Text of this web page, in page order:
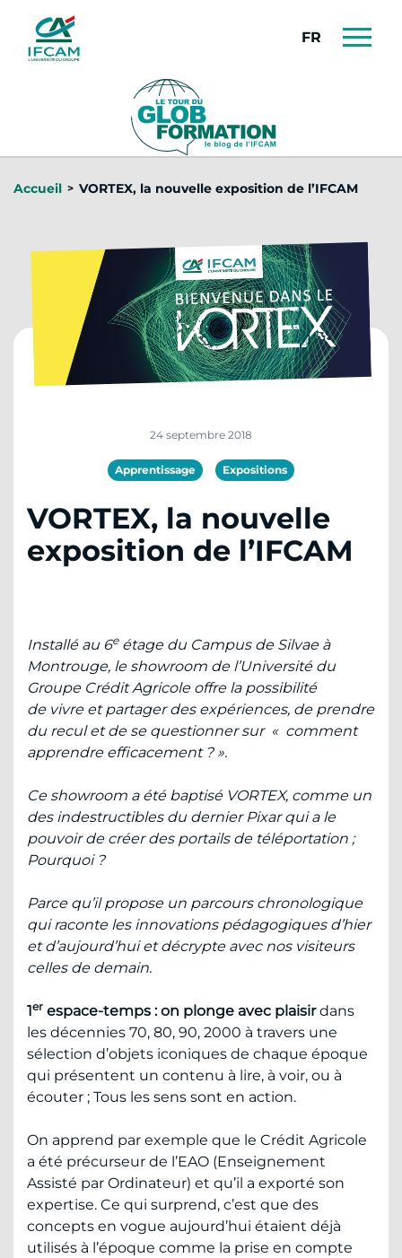
FRANÇAIS
Accueil VORTEX, la nouvelle exposition de l’IFCAM
24 septembre 2018
Apprentissage Expositions
VORTEX, la nouvelle
exposition de l’IFCAM
Installé au 6eétage du Campus de Silvae à
Montrouge, le showroom de l’Université du
Groupe Crédit Agricole offre la possibilité
de vivre et partager des expériences, de prendre
du recul et de se questionner sur « comment
apprendre efficacement ? ».
Ce showroom a été baptisé VORTEX, comme un
des indestructibles du dernier Pixar qui a le
pouvoir de créer des portails de téléportation ;
Pourquoi ?
Parce qu’il propose un parcours chronologique
qui raconte les innovations pédagogiques d’hier
et d’aujourd’hui et décrypte avec nos visiteurs
celles de demain.
1er espace-temps : on plonge avec plaisirdans
les décennies 70, 80, 90, 2000 à travers une
sélection d’objets iconiques de chaque époque
qui présentent un contenu à lire, à voir, ou à
écouter ; Tous les sens sont en action.
On apprend par exemple que le Crédit Agricole
a été précurseur de l’EAO (Enseignement
Assisté par Ordinateur) et qu’il a exporté son
expertise. Ce qui surprend, c’est que des
concepts en vogue aujourd’hui étaient déjà
utilisés à l’époque comme la prise en compte